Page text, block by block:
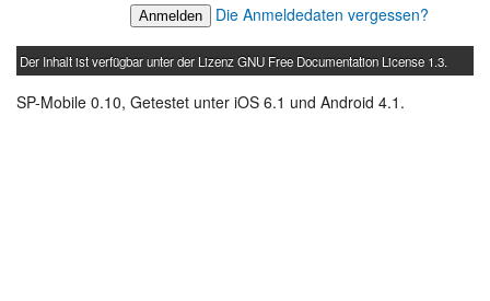
Die Anmeldedaten vergessen?
Der Inhalt ist verfügbar unter der LizenzGNU Free Documentation License 1.3
SP-Mobile 0.10, Getestet unter iOS 6.1 und Android 4.1.